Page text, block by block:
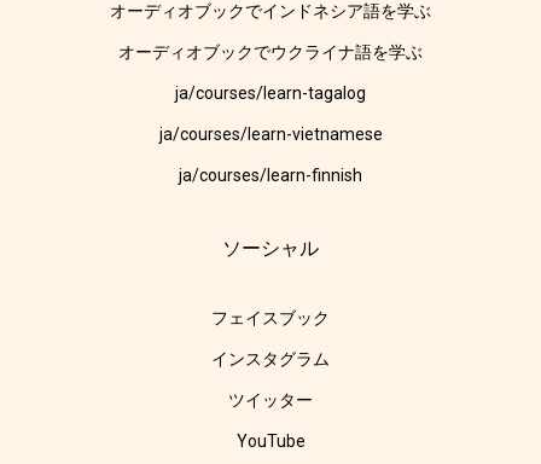
オーディオブックでインドネシア語を学ぶ
オーディオブックでウクライナ語を学ぶ
ja/courses/learn-tagalog
ja/courses/learn-vietnamese
ja/courses/learn-finnish
ソーシャル
フェイスブック
インスタグラム
ツイッター
YouTube